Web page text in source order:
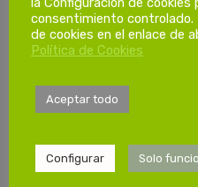
1ª
3ª
consentimiento
de cookies en el enlace de
Política de Cookies
Aceptar todo
Configurar Solo